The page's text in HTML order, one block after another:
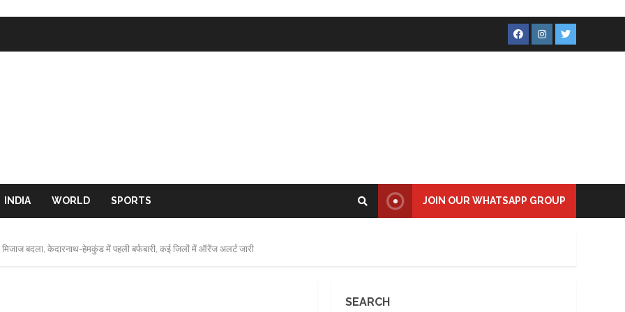
Facebook
Instagram
Twitter
INDIA WORLD SPORTS JOIN OUR WHATSAPP GROUP
बदला, केदारनाथ-हेमकुंड में पहली बर्फबारी, कई जिलों में ऑरेंज अलर्ट जारी
SEARCH